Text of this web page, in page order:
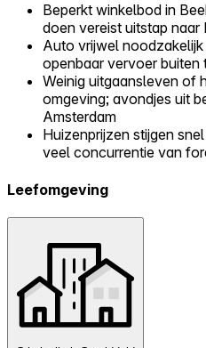
Beperkt winkelbod in
doen vereist uitstap
Auto vrijwel
openbaar vervoer buiten
Weinig uitgaansleven of
omgeving; avondjes uit
Amsterdam
Huizenprijzen stijgen
veel concurrentie van
Leefomgeving